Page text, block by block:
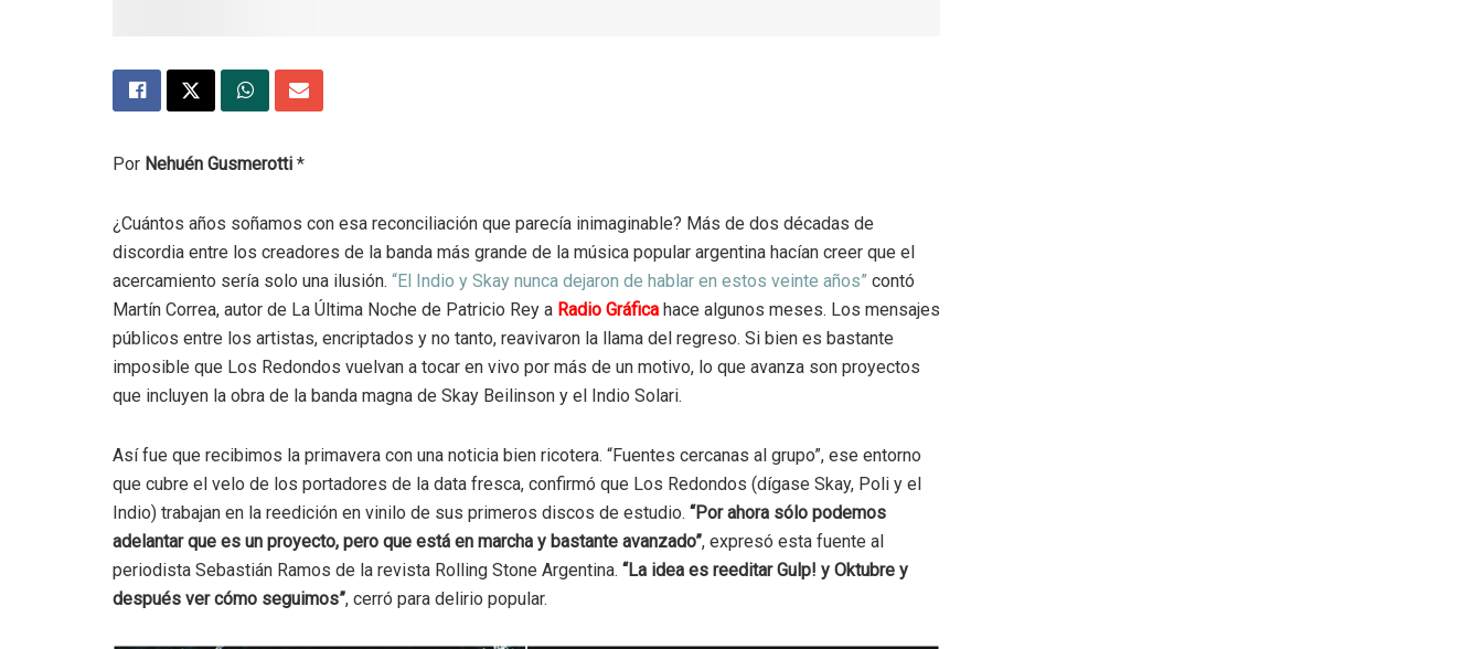
Por Nehuén Gusmerotti *
¿Cuántos años soñamos con esa reconciliación que parecía inimaginable? Más de dos décadas de
discordia entre los creadores de la banda más grande de la música popular argentina hacían creer que el
acercamiento sería solo una ilusión. “El Indio y Skay nunca dejaron de hablar en estos veinte años” contó
Martín Correa, autor de La Última Noche de Patricio Rey a Radio Gráfica hace algunos meses. Los mensajes
públicos entre los artistas, encriptados y no tanto, reavivaron la llama del regreso. Si bien es bastante
imposible que Los Redondos vuelvan a tocar en vivo por más de un motivo, lo que avanza son proyectos
que incluyen la obra de la banda magna de Skay Beilinson y el Indio Solari.
Así fue que recibimos la primavera con una noticia bien ricotera. “Fuentes cercanas al grupo”, ese entorno
que cubre el velo de los portadores de la data fresca, confirmó que Los Redondos (dígase Skay, Poli y el
Indio) trabajan en la reedición en vinilo de sus primeros discos de estudio. “Por ahora sólo podemos
adelantar que es un proyecto, pero que está en marcha y bastante avanzado”, expresó esta fuente al
periodista Sebastián Ramos de la revista Rolling Stone Argentina. “La idea es reeditar Gulp! y Oktubre y
después ver cómo seguimos”, cerró para delirio popular.